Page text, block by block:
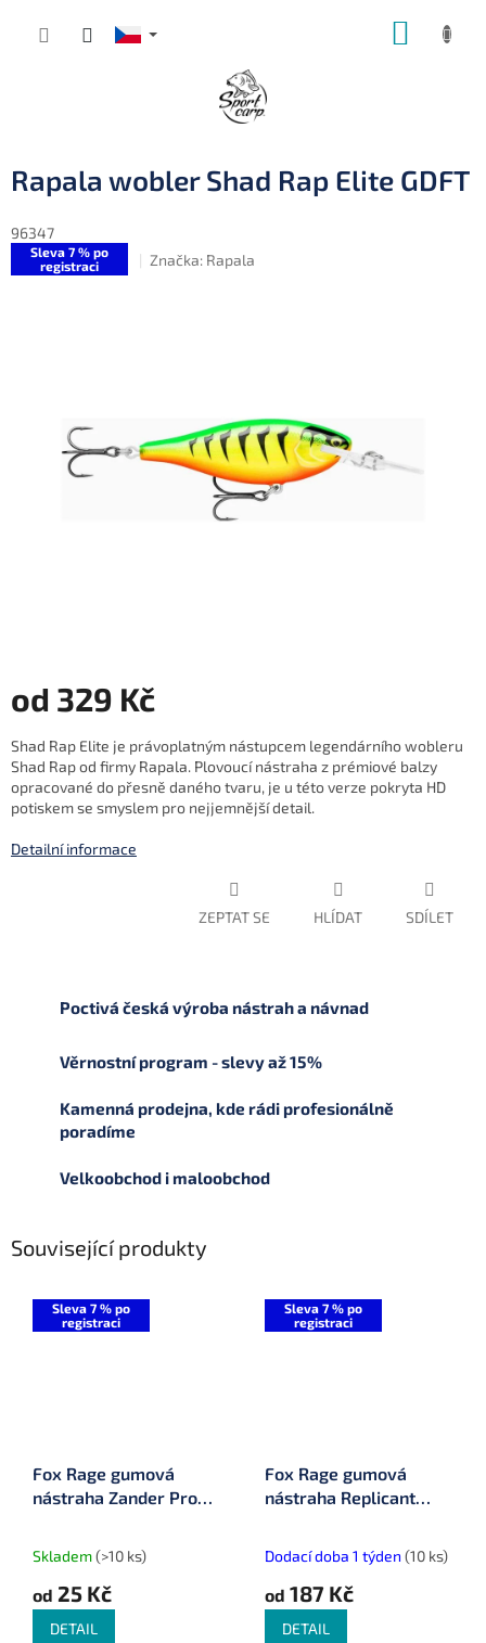
Rapala wobler Shad Rap Elite GDFT
96347
Sleva 7 % po
registraci
Značka: Rapala
od 329 Kč
cena:
Shad Rap Elite je právoplatným nástupcem legendárního wobleru
Shad Rap od firmy Rapala. Plovoucí nástraha z prémiové balzy
opracované do přesně daného tvaru, je u této verze pokryta HD
potiskem se smyslem pro nejjemnější detail.
Detailní informace
ZEPTAT SE HLÍDAT SDÍLET
Poctivá česká výroba nástrah a návnad
Věrnostní program - slevy až 15%
Kamenná prodejna, kde rádi profesionálně
poradíme
Velkoobchod i maloobchod
Související produkty
Sleva 7 % po
registraci
Fox Rage gumová
nástraha Zander Pro
Skladem(>10 ks)
od 25 Kč
DETAIL
Sleva 7 % po
registraci
Fox Rage gumová
nástraha Replicant
Dodací doba 1 týden (10 ks)
od 187 Kč
DETAIL